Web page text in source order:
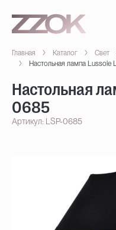
Главная Каталог Свет
Настольная лампа Lussole
Настольная
0685
Артикул: LSP-0685